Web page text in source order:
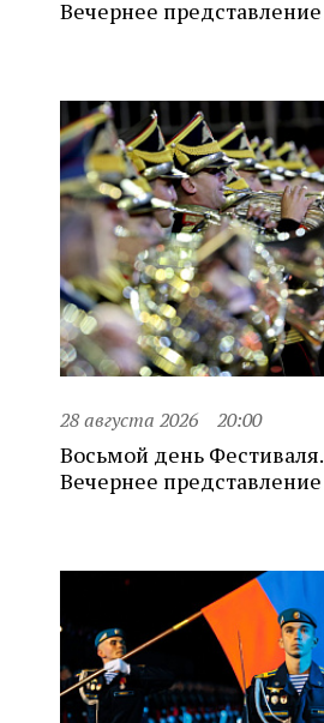
Вечернее представление
28 августа 2026 20:00
Восьмой день Фестиваля.
Вечернее представление